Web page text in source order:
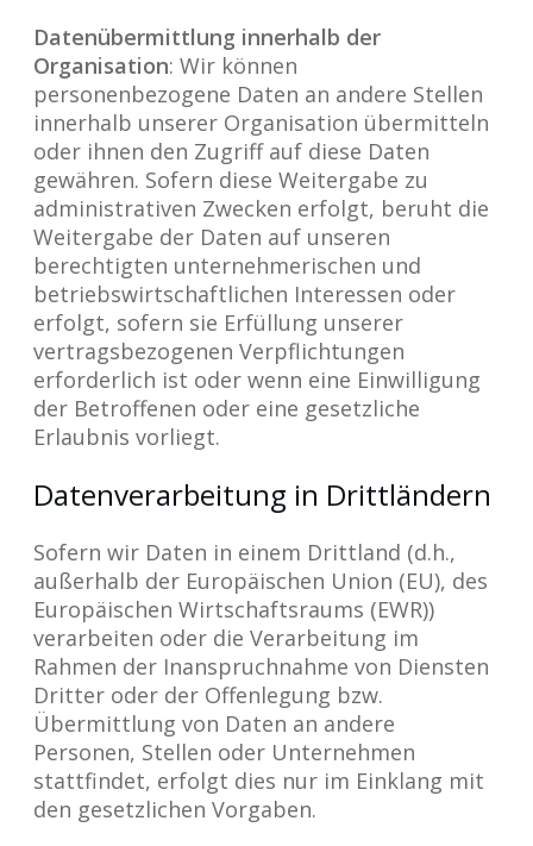
Datenübermittlung innerhalb der
Organisation: Wir können
personenbezogene Daten an andere Stellen
innerhalb unserer Organisation übermitteln
oder ihnen den Zugriff auf diese Daten
gewähren. Sofern diese Weitergabe zu
administrativen Zwecken erfolgt, beruht die
Weitergabe der Daten auf unseren
berechtigten unternehmerischen und
betriebswirtschaftlichen Interessen oder
erfolgt, sofern sie Erfüllung unserer
vertragsbezogenen Verpflichtungen
erforderlich ist oder wenn eine Einwilligung
der Betroffenen oder eine gesetzliche
Erlaubnis vorliegt.
Datenverarbeitung in Drittländern
Sofern wir Daten in einem Drittland (d.h.,
außerhalb der Europäischen Union (EU), des
Europäischen Wirtschaftsraums (EWR))
verarbeiten oder die Verarbeitung im
Rahmen der Inanspruchnahme von Diensten
Dritter oder der Offenlegung bzw.
Übermittlung von Daten an andere
Personen, Stellen oder Unternehmen
stattfindet, erfolgt dies nur im Einklang mit
den gesetzlichen Vorgaben.